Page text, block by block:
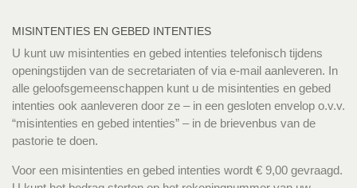
MISINTENTIES EN GEBED INTENTIES
U kunt uw misintenties en gebed intenties telefonisch tijdens
openingstijden van de secretariaten of via e-mail aanleveren. In
alle geloofsgemeenschappen kunt u de misintenties en gebed
intenties ook aanleveren door ze – in een gesloten envelop o.v.v.
“misintenties en gebed intenties” – in de brievenbus van de
pastorie te doen.
Voor een misintenties en gebed intenties wordt € 9,00 gevraagd.